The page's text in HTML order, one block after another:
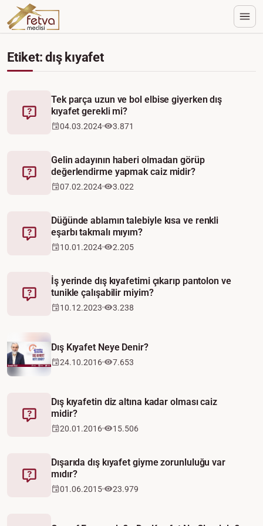
Etiket: dış kıyafet
Fetva
Tek parça uzun ve bol elbise giyerken dış
kıyafet gerekli mi?
04.03.2024 3.871
Fetva
Gelin adayının haberi olmadan görüp
değerlendirme yapmak caiz midir?
07.02.2024 3.022
Fetva
Düğünde ablamın talebiyle kısa ve renkli
eşarbı takmalı mıyım?
10.01.2024 2.205
Fetva
İş yerinde dış kıyafetimi çıkarıp pantolon ve
tunikle çalışabilir miyim?
10.12.2023 3.238
Video
Dış Kıyafet Neye Denir?
24.10.2016 7.653
Fetva
Dış kıyafetin diz altına kadar olması caiz
midir?
20.01.2016 15.506
Fetva
Dışarıda dış kıyafet giyme zorunluluğu var
mıdır?
01.06.2015 23.979